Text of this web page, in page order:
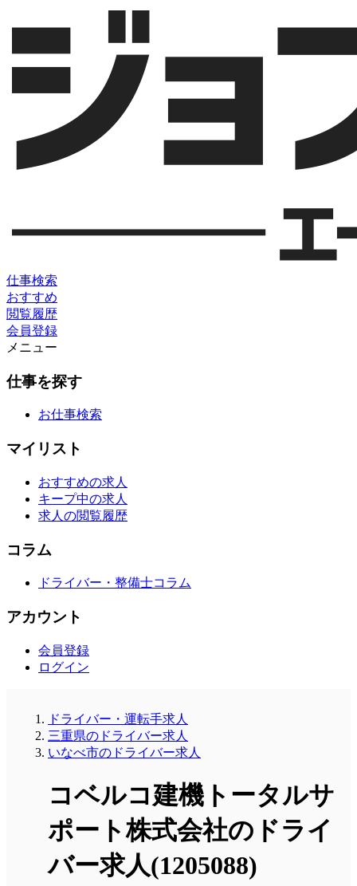
仕事検索
おすすめ
閲覧履歴
会員登録
メニュー
仕事を探す
お仕事検索
マイリスト
おすすめの求人
キープ中の求人
求人の閲覧履歴
コラム
ドライバー・整備士コラム
アカウント
会員登録
ログイン
ドライバー・運転手求人
三重県のドライバー求人
いなべ市のドライバー求人
コベルコ建機トータルサ
ポート株式会社のドライ
バー求人(1205088)